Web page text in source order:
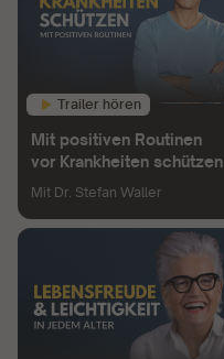
Trailer hören
Mit positiven Routinen
vor Krankheiten schützen
Mit Dr. Stefan Waller